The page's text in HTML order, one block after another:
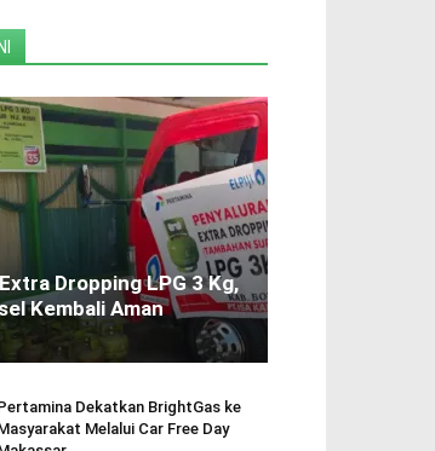
Dropping LPG 3 Kg,
Kembali Aman
Dekatkan BrightGas ke
Melalui Car Free Day